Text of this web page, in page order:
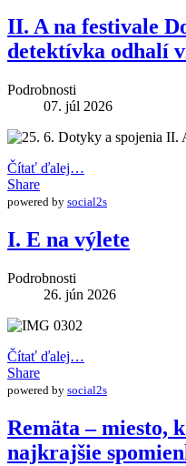
II. A na festivale
detektívka odhalí
Podrobnosti
07. júl 2026
Čítať ďalej…
Share
powered by social2s
I. E na výlete
Podrobnosti
26. jún 2026
Čítať ďalej…
Share
powered by social2s
Remäta – miesto,
najkrajšie